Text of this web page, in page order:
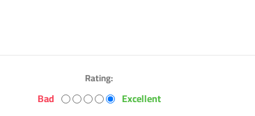
Rating:
Bad Excellent